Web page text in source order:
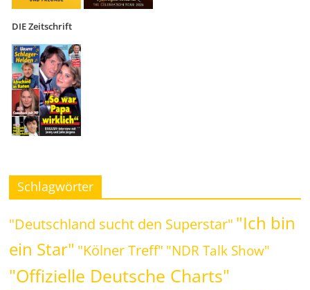
DIE Zeitschrift
Schlagwörter
"Deutschland sucht den Superstar" "Ich bin
ein Star" "Kölner Treff" "NDR Talk Show"
"Offizielle Deutsche Charts"